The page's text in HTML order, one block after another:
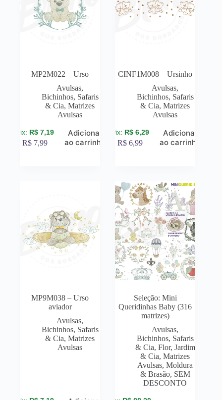
MP2M022 – Urso
Avulsas,
Bichinhos, Safaris
& Cia,Matrizes
Avulsas
R$ 7,19
R$ 7,99
Adicionar
ao carrinho
CINF1M008 – Ursinho
Avulsas,
Bichinhos, Safaris
& Cia,Matrizes
Avulsas
R$ 6,29
R$ 6,99
Adicionar
ao carrinho
MP9M038 – Urso
aviador
Avulsas,
Bichinhos, Safaris
& Cia,Matrizes
Avulsas
Seleção: Mini
Queridinhas Baby (316
matrizes)
Avulsas,
Bichinhos, Safaris
& Cia, Flor, Jardim
& Cia,Matrizes
Avulsas,Moldura
& Brasão, SEM
DESCONTO